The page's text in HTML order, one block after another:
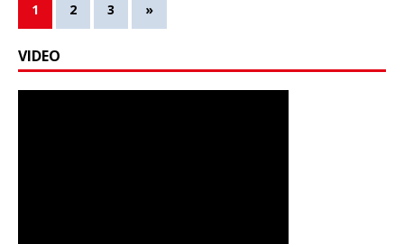
1 2 3 »
VIDEO